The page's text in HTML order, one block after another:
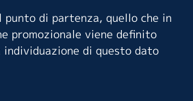
di partenza, quello che in
promozionale viene definito
di questo dato